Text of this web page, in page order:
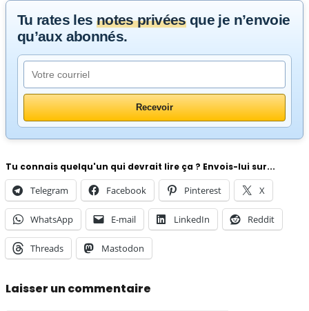
Tu rates les notes privéesque je n’envoie
qu’aux abonnés.
Tu connais quelqu'un qui devrait lire ça ? Envois-lui sur...
Telegram Facebook Pinterest X
WhatsApp E-mail LinkedIn Reddit
Threads Mastodon
Laisser un commentaire